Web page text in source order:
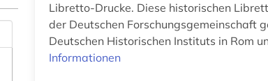
Libretto-Drucke. Diese historischen
der Deutschen Forschungsgemeinschaft
Deutschen Historischen Instituts in Rom
Informationen